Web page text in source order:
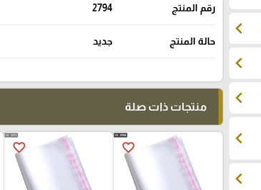
chevron_left
chevron_left
chevron_left
chevron_left
chevron_left
رقم المنتج 2794
حالة المنتج جديد
منتجات ذات صلة
favorite_border
favorite_border